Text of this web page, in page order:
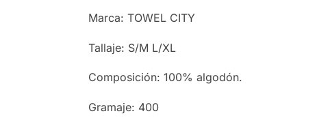
Marca: TOWEL CITY
Tallaje: S/M L/XL
Composición: 100% algodón.
Gramaje: 400